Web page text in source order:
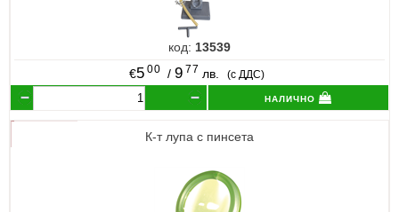
код: 13539
€5 00 /9 77 лв. (с ДДС)
налично
К-т лупа с пинсета